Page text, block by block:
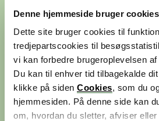
Denne hjemmeside bruger cookies
Dette site bruger cookies til
tredjepartscookies til
vi kan forbedre brugeroplevelsen
Du kan til enhver tid tilbagekalde
klikke på siden Cookies, som du
hjemmesiden. På denne side kan
om, hvordan du sletter, afviser
5,8
mio.
medlemmer af
20,4